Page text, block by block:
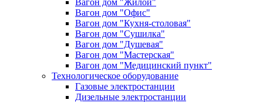
Вагон дом "Жилой"
Вагон дом "Офис"
Вагон дом "Кухня-столовая"
Вагон дом "Сушилка"
Вагон дом "Душевая"
Вагон дом "Мастерская"
Вагон дом "Медицинский пункт"
Технологическое оборудование
Газовые электростанции
Дизельные электростанции